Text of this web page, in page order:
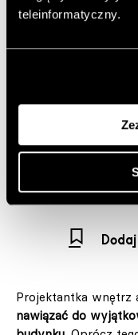
teleinformatyczny.
grafików, którzy
przełożenie na
Projektantka wnętrz
nawiązać do